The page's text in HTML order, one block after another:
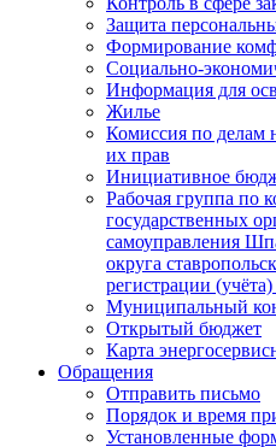
Защита
Формирование
Социально-
Информация для
Жилье
Комиссия по делам
их прав
Инициативное
Рабочая группа по
государственных
самоуправления
округа
регистрации
Муниципальный
Открытый бюджет
Карта
Обращения
Отправить письмо
Порядок и время
Установленные